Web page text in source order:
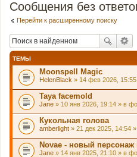
Сообщения без
Перейти к расширенному поиску
ТЕМЫ
Moonspell Magic
HelenBlack » 14 фев 2026,
Taya facemold
Jane » 10 янв 2026, 19:14 » в
Кукольная голова
amberlight » 21 дек 2025, 14:54
Novae - новый персонаж
Jane » 14 янв 2025, 21:10 » в